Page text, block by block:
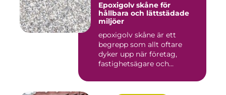
Epoxigolv skåne för
hållbara och lättstädade
miljöer
epoxigolv skåne är ett
begrepp som allt oftare
dyker upp när företag,
fastighetsägare och